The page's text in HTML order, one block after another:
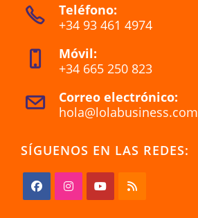
abre
en
una
nueva
Teléfono:
+34 93 461 4974
abre
en
tu
aplicación
Móvil:
+34 665 250 823
abre
en
aplicación
Correo electrónico:
hola@lolabusiness.com
SÍGUENOS EN LAS REDES: